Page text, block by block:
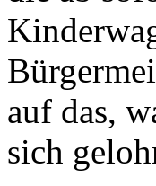
auf das,
sich